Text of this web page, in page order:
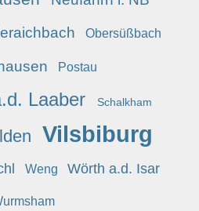
Obersüßbach
Postau
Laaber Schalkham
Vilsbiburg
Weng Wörth a.d. Isar